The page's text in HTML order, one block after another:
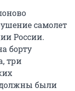
самолет
России.
борту
три
должны были